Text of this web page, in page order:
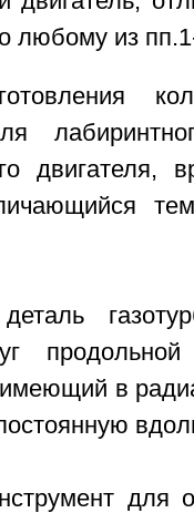
любому из
двигателя,
в
для